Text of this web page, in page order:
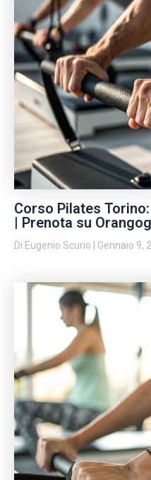
Corso Pilates
| Prenota su
Di Eugenio Scurio Gennaio 9,